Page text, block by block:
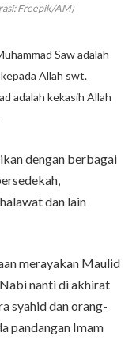
Freepik/AM)
Saw adalah
Allah swt.
adalah kekasih Allah
dengan berbagai
dan lain
merayakan Maulid
nanti di akhirat
syahid dan orang-
pandangan Imam